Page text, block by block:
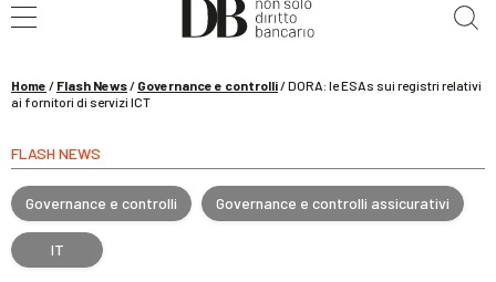
WEBINAR / 17 settembre
La governance dell’Intelligenza Artificiale
Home / Flash News/ Governance e controlli/DORA: le ESAs sui registri relativi
ai fornitori di servizi ICT
FLASH NEWS
Governance e controlli Governance e controlli assicurativi
IT